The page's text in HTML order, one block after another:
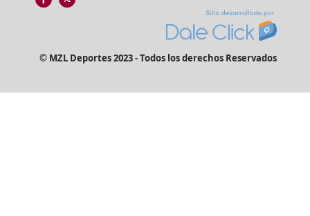
© MZL Deportes 2023 - Todos los derechos Reservados